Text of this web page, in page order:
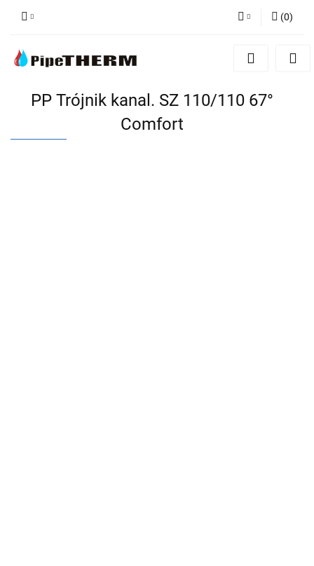
Zaloguj się
Dodaj zgłoszenie
(0)
PP Trójnik kanal. SZ 110/110 67°
Comfort